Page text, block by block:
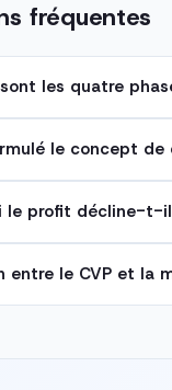
fréquentes
les quatre
le concept
le profit décline-t-
entre le CVP et la